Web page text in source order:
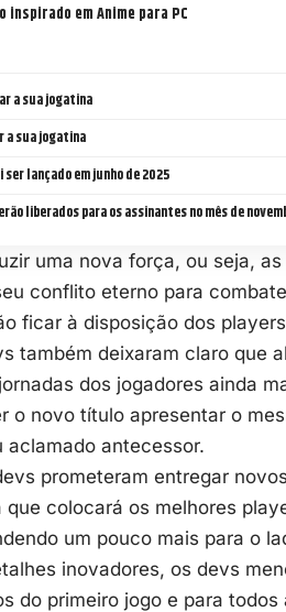
inspirado em Anime para PC
a sua jogatina
a sua jogatina
lançado em junho de 2025
liberados para os assinantes no mês de
uma nova força, ou seja,
conflito eterno para
ficar à disposição dos
também deixaram claro que
dos jogadores ainda
o novo título apresentar o
aclamado antecessor.
prometeram entregar
colocará os melhores
um pouco mais para o
inovadores, os devs
do primeiro jogo e para todos